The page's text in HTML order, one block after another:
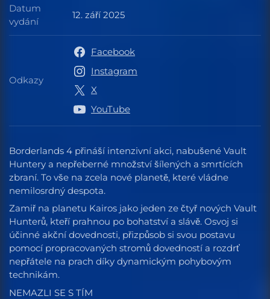
Borderlands 4 přináší intenzivní akci, nabušené Vault
Huntery a nepřeberné množství šílených a smrtících
zbraní. To vše na zcela nové planetě, které vládne
nemilosrdný despota.
Zamiř na planetu Kairos jako jeden ze čtyř nových Vault
Hunterů, kteří prahnou po bohatství a slávě. Osvoj si
účinné akční dovednosti, přizpůsob si svou postavu
pomocí propracovaných stromů dovedností a rozdrť
nepřátele na prach díky dynamickým pohybovým
technikám.
NEMAZLI SE S TÍM
Datum
vydání
Datum vydání
12. září 2025
Odkazy Odkazy
Facebook
Instagram
X
YouTube